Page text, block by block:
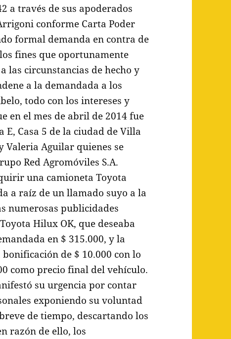
a través de sus apoderados
conforme Carta Poder
formal demanda en contra de
fines que oportunamente
las circunstancias de hecho y
a la demandada a los
todo con los intereses y
en el mes de abril de 2014 fue
Casa 5 de la ciudad de Villa
Valeria Aguilar quienes se
Red Agromóviles S.A.
una camioneta Toyota
a raíz de un llamado suyo a la
numerosas publicidades
Hilux OK, que deseaba
en $ 315.000, y la
de $ 10.000 con lo
como precio final del vehículo.
su urgencia por contar
exponiendo su voluntad
de tiempo, descartando los
razón de ello, los